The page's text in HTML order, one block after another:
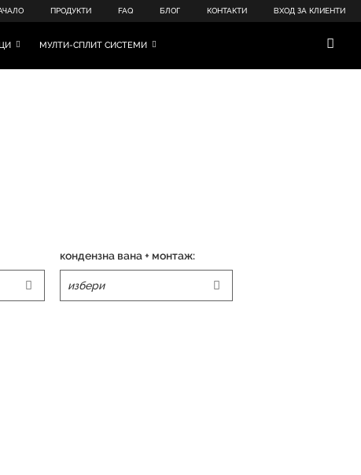
ПРОДУКТИ FAQ БЛОГ КОНТАКТИ ВХОД ЗА КЛИЕНТИ
МУЛТИ-СПЛИТ СИСТЕМИ
кондензна вана + монтаж: